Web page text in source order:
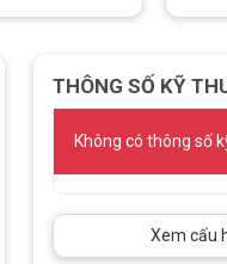
THÔNG SỐ KỸ
Không có thông số
Xem cấu